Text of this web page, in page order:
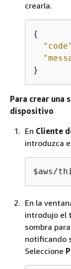
crearla.
{
"code"
}
Para crear una
dispositivo
En Cliente
introduzca
$aws/
En la
introdujo el
sombra
notificando
Seleccione